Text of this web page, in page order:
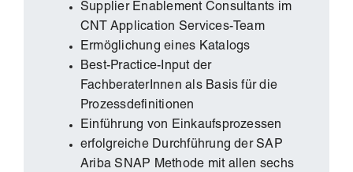
Supplier Enablement Consultants im
CNT Application Services-Team
Ermöglichung eines Katalogs
Best-Practice-Input der
FachberaterInnen als Basis für die
Prozessdefinitionen
Einführung von Einkaufsprozessen
erfolgreiche Durchführung der SAP
Ariba SNAP Methode mit allen sechs